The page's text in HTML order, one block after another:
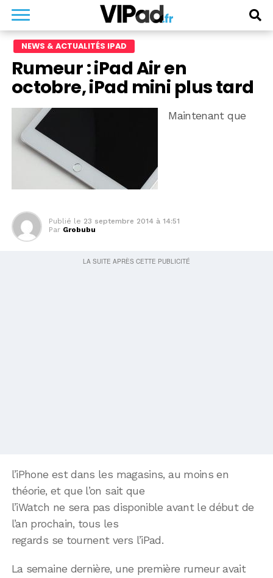
NEWS & ACTUALITÉS IPAD
Rumeur : iPad Air en
octobre, iPad mini plus tard
Maintenant que
Publié le 23 septembre 2014 à 14:51
Par Grobubu
l’iPhone est dans les magasins, au moins en
théorie, et que l’on sait que
l’iWatch ne sera pas disponible avant le début de
l’an prochain, tous les
regards se tournent vers l’iPad.
La semaine dernière, une première rumeur avait